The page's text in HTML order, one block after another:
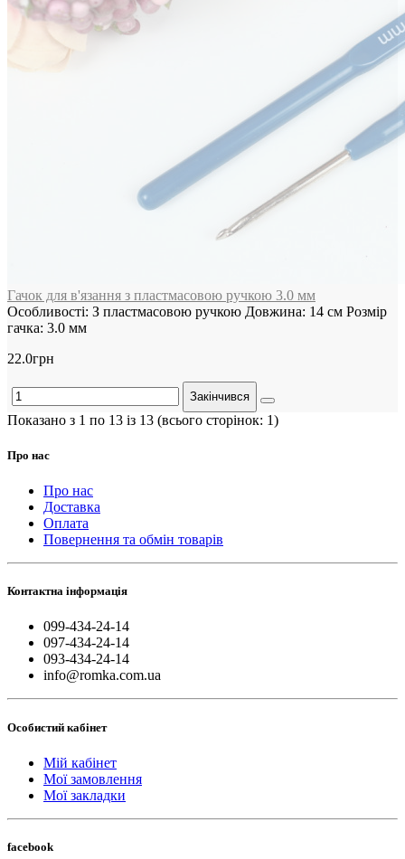
Гачок для в'язання з пластмасовою ручкою 3.0 мм
Особливості: З пластмасовою ручкою Довжина: 14 см Розмір
гачка: 3.0 мм
22.0грн
Закінчився
Показано з 1 по 13 із 13 (всього сторінок: 1)
Про нас
Про нас
Доставка
Оплата
Повернення та обмін товарів
Контактна інформація
099-434-24-14
097-434-24-14
093-434-24-14
info@romka.com.ua
Особистий кабінет
Мій кабінет
Мої замовлення
Мої закладки
facebook